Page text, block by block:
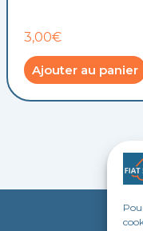
3,00€
Ajouter au panier